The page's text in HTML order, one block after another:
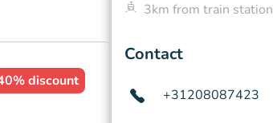
discount
3km from train station
Contact
+31208087423